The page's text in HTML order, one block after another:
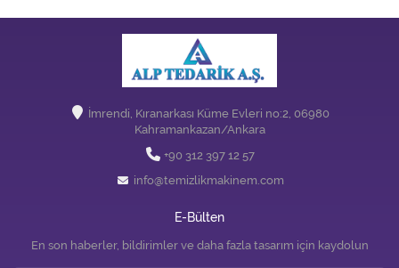
İmrendi, Kıranarkası Küme Evleri no:2, 06980
Kahramankazan/Ankara
+90 312 397 12 57
info@temizlikmakinem.com
E-Bülten
En son haberler, bildirimler ve daha fazla tasarım için kaydolun